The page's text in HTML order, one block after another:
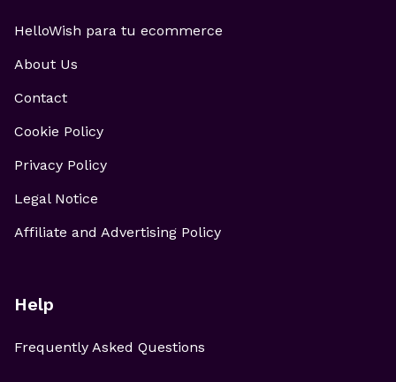
HelloWish para tu ecommerce
About Us
Contact
Cookie Policy
Privacy Policy
Legal Notice
Affiliate and Advertising Policy
Help
Frequently Asked Questions